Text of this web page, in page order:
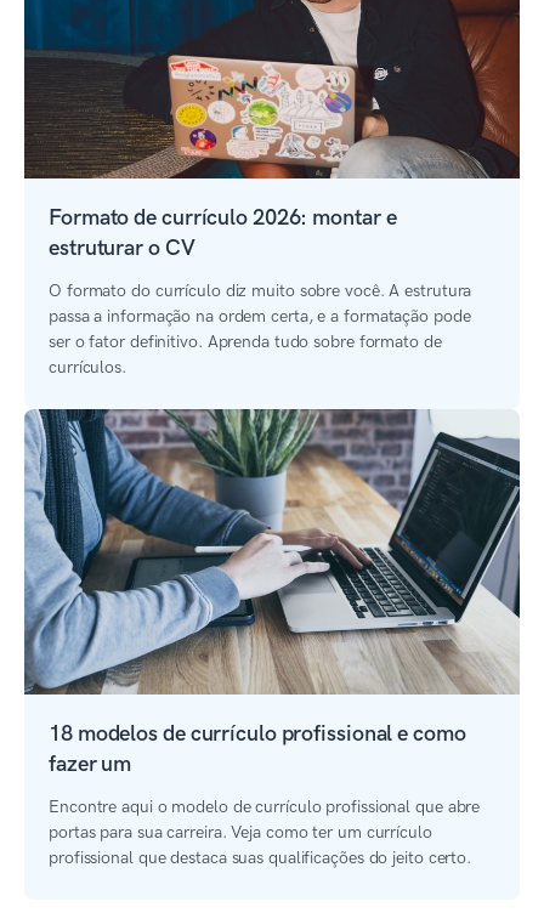
Formato de currículo 2026: montar e
estruturar o CV
O formato do currículo diz muito sobre você. A estrutura
passa a informação na ordem certa, e a formatação pode
ser o fator definitivo. Aprenda tudo sobre formato de
currículos.
18 modelos de currículo profissional e como
fazer um
Encontre aqui o modelo de currículo profissional que abre
portas para sua carreira. Veja como ter um currículo
profissional que destaca suas qualificações do jeito certo.